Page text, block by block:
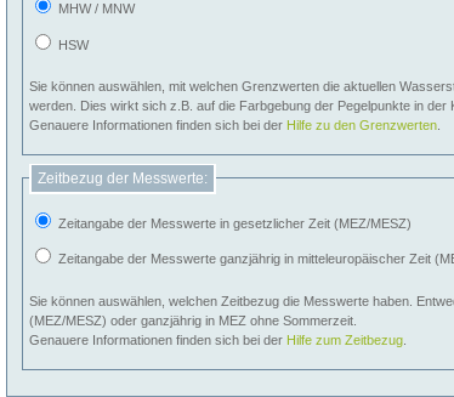
MHW / MNW
HSW
Sie können auswählen, mit welchen Grenzwerten die aktuellen
werden. Dies wirkt sich z.B. auf die Farbgebung der Pegelpunkte in der
Genauere Informationen finden sich bei der Hilfe zu den Grenzwerten
Zeitbezug der Messwerte:
Zeitangabe der Messwerte in gesetzlicher Zeit (MEZ/MESZ)
Zeitangabe der Messwerte ganzjährig in mitteleuropäischer Zeit
Sie können auswählen, welchen Zeitbezug die Messwerte haben.
(MEZ/MESZ) oder ganzjährig in MEZ ohne Sommerzeit.
Genauere Informationen finden sich bei der Hilfe zum Zeitbezug